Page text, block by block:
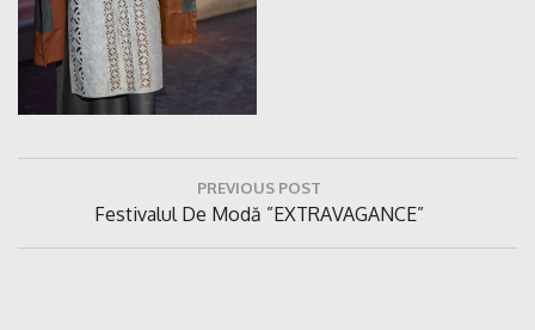
PREVIOUS POST
Previous
Post:
Festivalul De Modă ”EXTRAVAGANCE”